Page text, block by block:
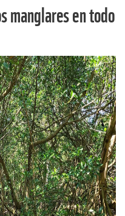
manglares en todo